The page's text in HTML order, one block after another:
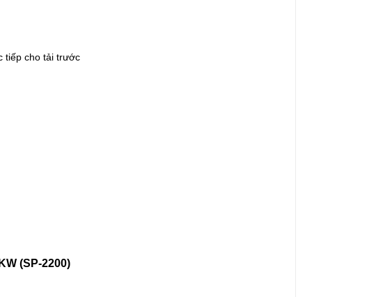
tiếp cho tải trước
(SP-2200)